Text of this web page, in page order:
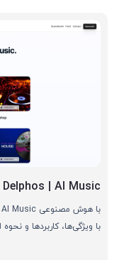
Delphos | AI Music
با ویژگی‌ها، کاربردها و